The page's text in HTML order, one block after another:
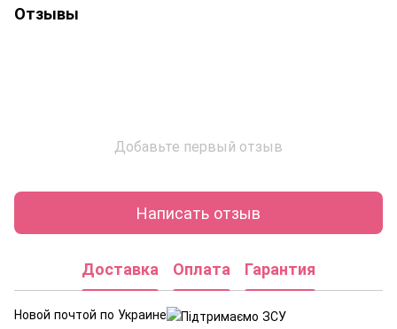
Отзывы
Добавьте первый отзыв
Написать отзыв
Доставка Оплата Гарантия
Новой почтой по Украине